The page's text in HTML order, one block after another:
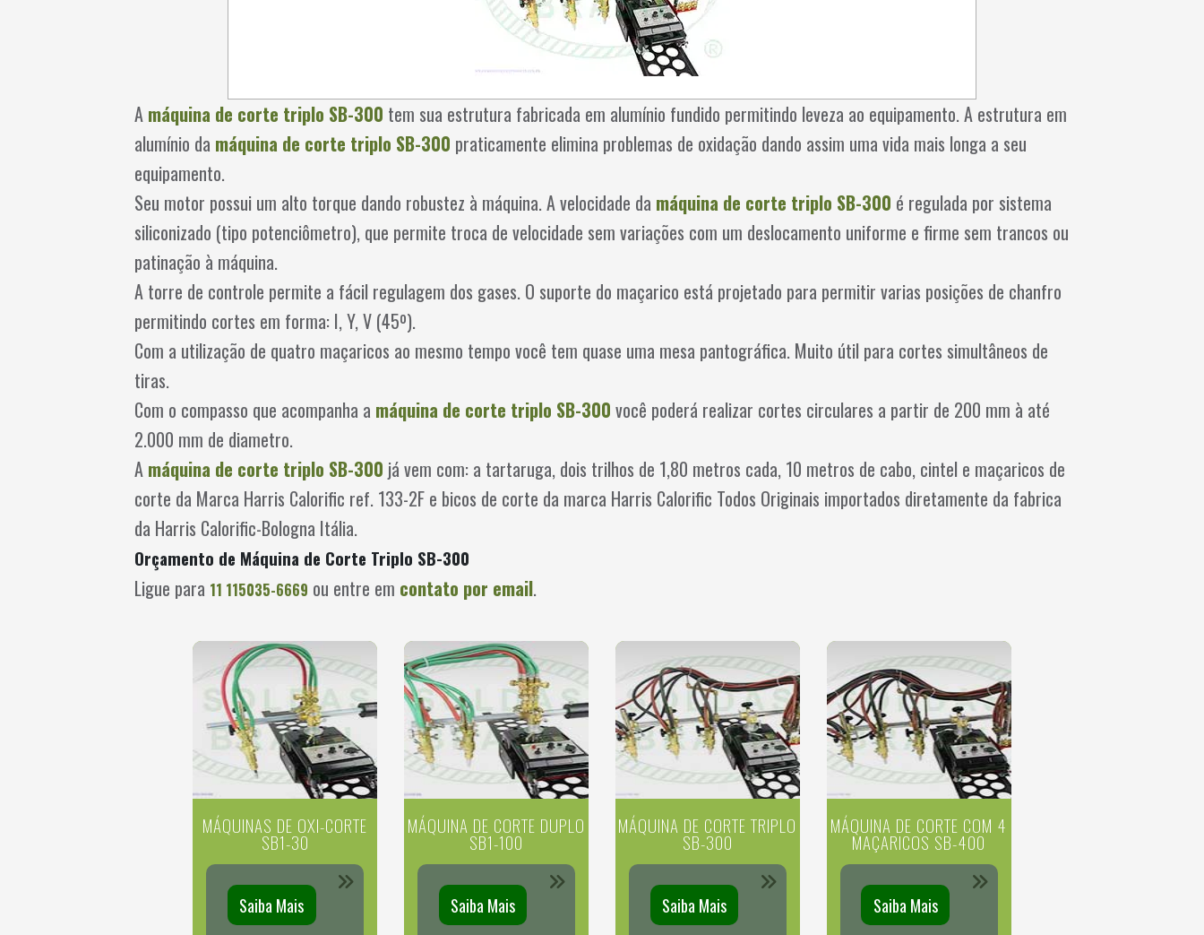
A máquina de corte triplo SB-300 tem sua estrutura fabricada em alumínio fundido permitindo leveza ao equipamento. A estrutura em
alumínio da máquina de corte triplo SB-300 praticamente elimina problemas de oxidação dando assim uma vida mais longa a seu
equipamento.
Seu motor possui um alto torque dando robustez à máquina. A velocidade da máquina de corte triplo SB-300 é regulada por sistema
siliconizado (tipo potenciômetro), que permite troca de velocidade sem variações com um deslocamento uniforme e firme sem trancos ou
patinação à máquina.
A torre de controle permite a fácil regulagem dos gases. O suporte do maçarico está projetado para permitir varias posições de chanfro
permitindo cortes em forma: I, Y, V (45º).
Com a utilização de quatro maçaricos ao mesmo tempo você tem quase uma mesa pantográfica. Muito útil para cortes simultâneos de
tiras.
Com o compasso que acompanha a máquina de corte triplo SB-300 você poderá realizar cortes circulares a partir de 200 mm à até
2.000 mm de diametro.
A máquina de corte triplo SB-300 já vem com: a tartaruga, dois trilhos de 1,80 metros cada, 10 metros de cabo, cintel e maçaricos de
corte da Marca Harris Calorific ref. 133-2F e bicos de corte da marca Harris Calorific Todos Originais importados diretamente da fabrica
da Harris Calorific-Bologna Itália.
Orçamento de Máquina de Corte Triplo SB-300
Ligue para 11 115035-6669 ou entre em contato por email.
MÁQUINAS DE OXI-CORTE
SB1-30
Saiba Mais
MÁQUINA DE CORTE DUPLO
SB1-100
Saiba Mais
MÁQUINA DE CORTE TRIPLO
SB-300
Saiba Mais
MÁQUINA DE CORTE COM 4
MAÇARICOS SB-400
Saiba Mais